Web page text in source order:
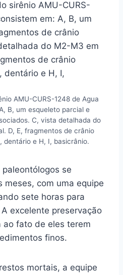
AMU-CURS-1248 de Agua
B, um esqueleto parcial e
C, vista detalhada do
D, E, fragmentos de crânio
dentário e H, I, basicrânio.
se
meses, com uma equipe
sete horas para
excelente preservação
fato de eles terem
finos.
mortais, a equipe